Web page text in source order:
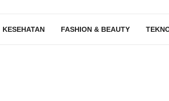
KESEHATAN FASHION & BEAUTY